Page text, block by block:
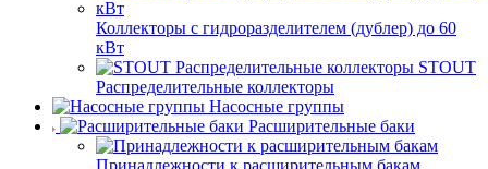
Коллекторы с гидроразделителем (дублер) до 60
кВт
STOUT
Распределительные коллекторы
Насосные группы
Расширительные баки
Принадлежности к расширительным бакам